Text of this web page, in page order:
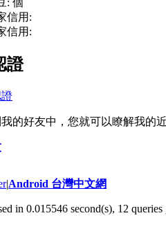
: 個
信用:
信用:
證
的好友中，您就可以瞭解我的
|Android 台灣中文網
in 0.015546 second(s), 12